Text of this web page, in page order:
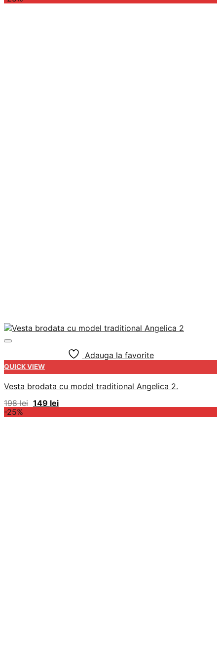
Adauga la favorite
QUICK VIEW
Vesta brodata cu model traditional Angelica 2.
198lei Prețul
a
149 leiPrețul
este:
-25%